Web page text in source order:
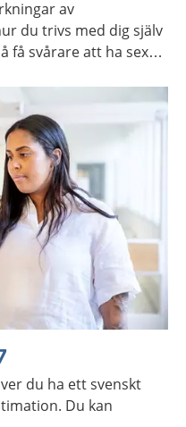
av
du trivs med dig själv
få svårare att ha sex
du ha ett svenskt
Du kan